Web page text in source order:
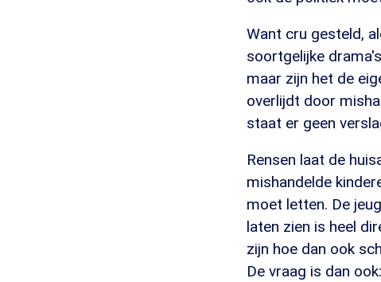
Want cru gesteld,
soortgelijke
maar zijn het de
overlijdt door
staat er geen
Rensen laat de
mishandelde
moet letten. De
laten zien is heel
zijn hoe dan ook
De vraag is dan